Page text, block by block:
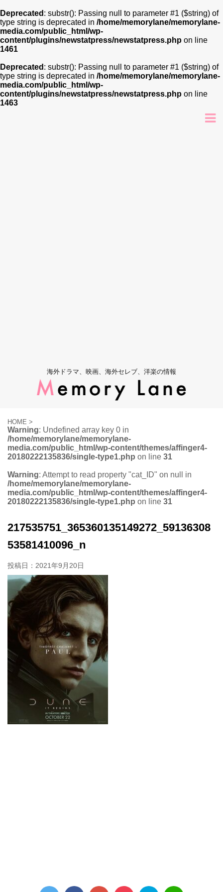
Deprecated : substr(): Passing null to parameter #1 ($string) of
type string is deprecated in /home/memorylane/memorylane-
media.com/public_html/wp-
content/plugins/newstatpress/newstatpress.php on line
1461
Deprecated : substr(): Passing null to parameter #1 ($string) of
type string is deprecated in /home/memorylane/memorylane-
media.com/public_html/wp-
content/plugins/newstatpress/newstatpress.php on line
1463
海外ドラマ、映画、海外セレブ、洋楽の情報
HOME >
Warning: Undefined array key 0 in
/home/memorylane/memorylane-
media.com/public_html/wp-content/themes/affinger4-
20180222135836/single-type1.php on line 31
Warning: Attempt to read property "cat_ID" on null in
/home/memorylane/memorylane-
media.com/public_html/wp-content/themes/affinger4-
20180222135836/single-type1.php on line 31
217535751_365360135149272_59136308
53581410096_n
投稿日： 2021年9月20日